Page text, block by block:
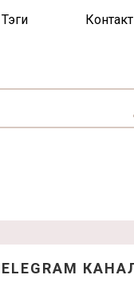
Тэги